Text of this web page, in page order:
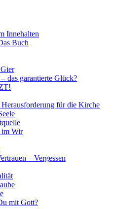
Innehalten
Buch
das garantierte Glück?
für die Kirche
im Wir
– Vergessen
mit Gott?